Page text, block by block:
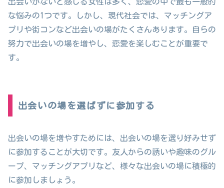
な悩みの1つです。しかし、現代社会では、マッチングア
プリや街コンなど出会いの場がたくさんあります。自らの
努力で出会いの場を増やし、恋愛を楽しむことが重要で
す。
出会いの場を選ばずに参加する
出会いの場を増やすためには、出会いの場を選り好みせず
に参加することが大切です。友人からの誘いや趣味のグル
ープ、マッチングアプリなど、様々な出会いの場に積極的
に参加しましょう。